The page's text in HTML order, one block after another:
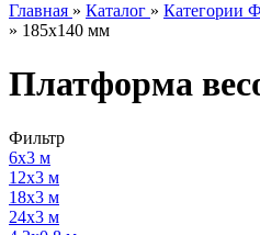
Главная » Каталог » Категории
» 185х140 мм
Платформа
Фильтр
6х3 м
12х3 м
18х3 м
24х3 м